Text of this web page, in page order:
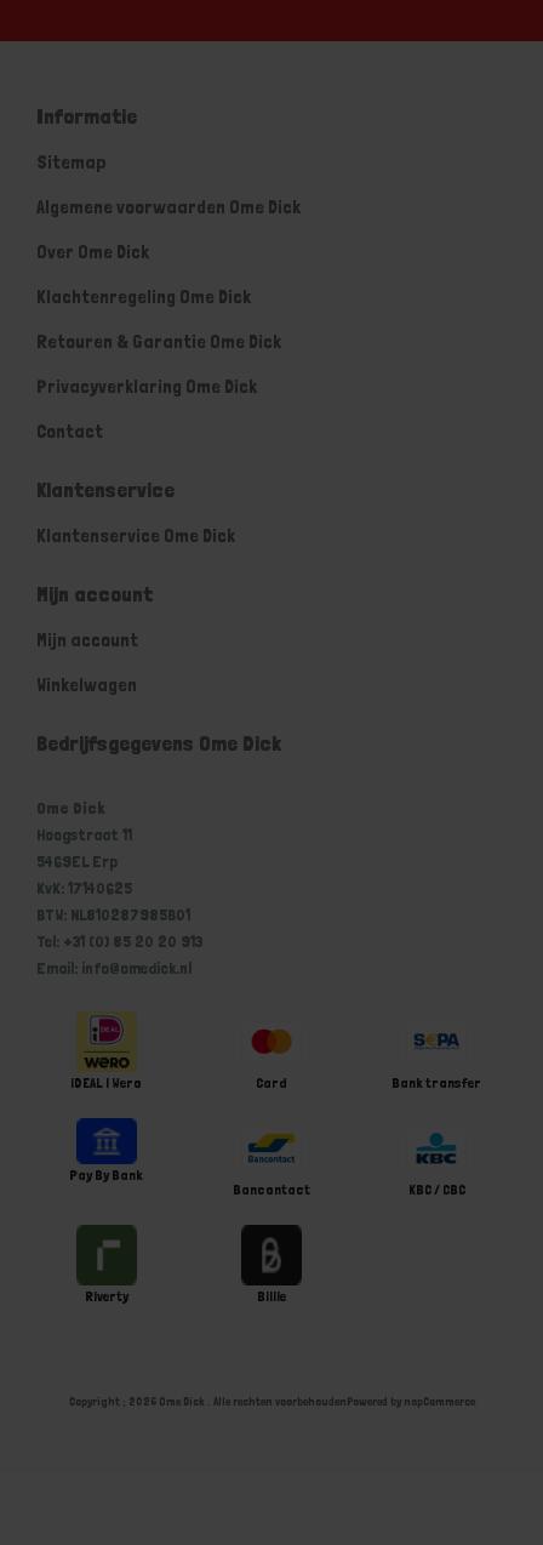
Informatie
Sitemap
Algemene voorwaarden Ome Dick
Over Ome Dick
Klachtenregeling Ome Dick
Retouren & Garantie Ome Dick
Privacyverklaring Ome Dick
Contact
Klantenservice
Klantenservice Ome Dick
Mijn account
Mijn account
Winkelwagen
Bedrijfsgegevens Ome Dick
Ome Dick
Hoogstraat 11
5469EL Erp
KvK: 17140625
BTW: NL810287985B01
Tel: +31 (0) 85 20 20 913
Email: info@omedick.nl
iDEAL | Wero Card Bank transfer
Pay By Bank
Bancontact
KBC / CBC
Riverty Billie
Copyright ; 2026 Ome Dick . Alle rechten voorbehoudenPowered by nopCommerce